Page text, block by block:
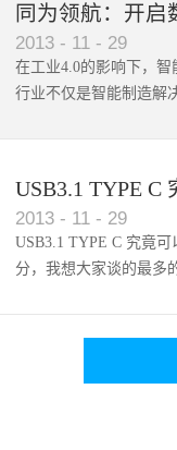
同为领航：开启
路
2013 - 11 - 29
在工业4.0的影响下，
行业不仅是智能制造解
USB3.1 TYPE C
2013 - 11 - 29
USB3.1 TYPE C 究竟
分，我想大家谈的最多